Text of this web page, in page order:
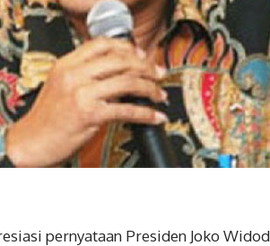
pernyataan Presiden Joko